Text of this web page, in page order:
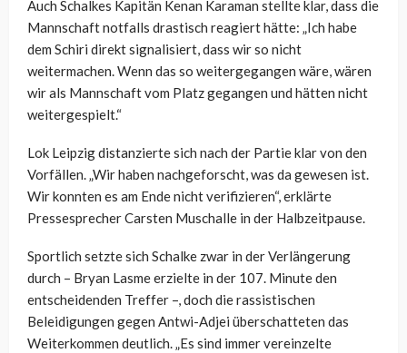
Auch Schalkes Kapitän Kenan Karaman stellte klar, dass die
Mannschaft notfalls drastisch reagiert hätte: „Ich habe
dem Schiri direkt signalisiert, dass wir so nicht
weitermachen. Wenn das so weitergegangen wäre, wären
wir als Mannschaft vom Platz gegangen und hätten nicht
weitergespielt.“
Lok Leipzig distanzierte sich nach der Partie klar von den
Vorfällen. „Wir haben nachgeforscht, was da gewesen ist.
Wir konnten es am Ende nicht verifizieren“, erklärte
Pressesprecher Carsten Muschalle in der Halbzeitpause.
Sportlich setzte sich Schalke zwar in der Verlängerung
durch – Bryan Lasme erzielte in der 107. Minute den
entscheidenden Treffer –, doch die rassistischen
Beleidigungen gegen Antwi-Adjei überschatteten das
Weiterkommen deutlich. „Es sind immer vereinzelte